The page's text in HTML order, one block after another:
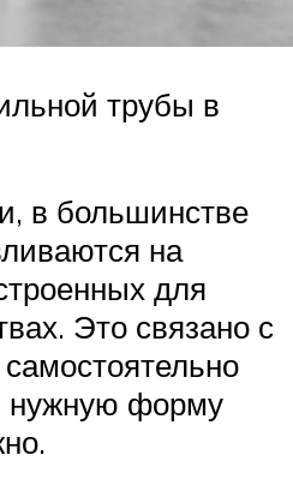
трубы в
в большинстве
на
для
Это связано с
нужную форму